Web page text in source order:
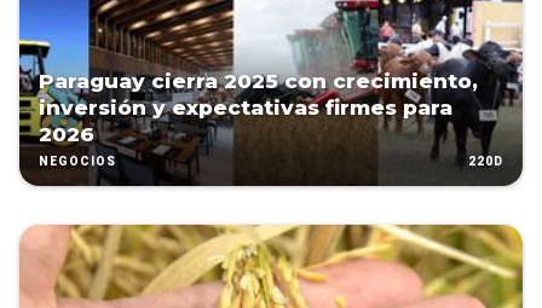
Paraguay cierra 2025 con crecimiento,
inversión y expectativas firmes para
2026
NEGOCIOS 220D